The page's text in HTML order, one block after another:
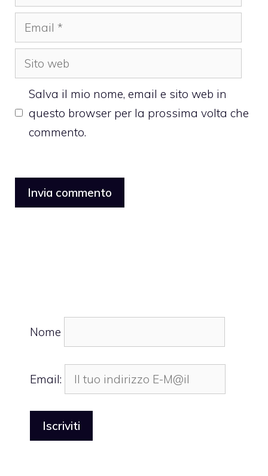
Email
Sito
web
Salva il mio nome, email e sito web in
questo browser per la prossima volta che
commento.
Nome
Email: